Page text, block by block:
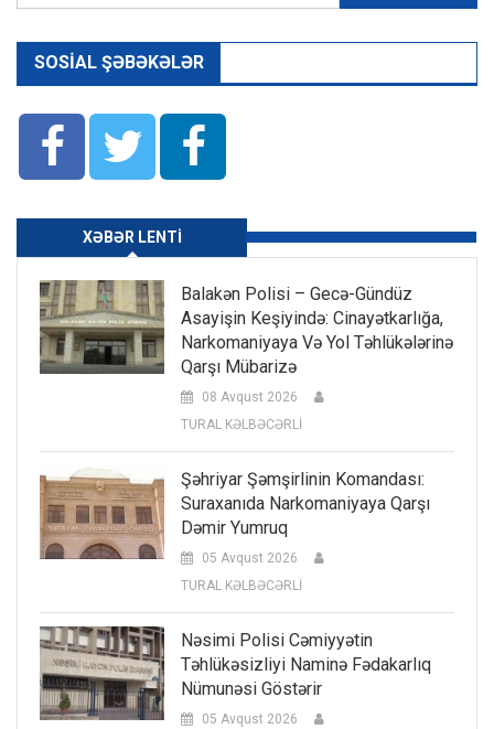
SOSIAL ŞƏBƏKƏLƏR
XƏBƏR LENTI
Balakən Polisi – Gecə-Gündüz
Asayişin Keşiyində: Cinayətkarlığa,
Narkomaniyaya Və Yol Təhlükələrinə
Qarşı Mübarizə
08 Avqust 2026
TURAL KƏLBƏCƏRLİ
Şəhriyar Şəmşirlinin Komandası:
Suraxanıda Narkomaniyaya Qarşı
Dəmir Yumruq
05 Avqust 2026
TURAL KƏLBƏCƏRLİ
Nəsimi Polisi Cəmiyyətin
Təhlükəsizliyi Naminə Fədakarlıq
Nümunəsi Göstərir
05 Avqust 2026